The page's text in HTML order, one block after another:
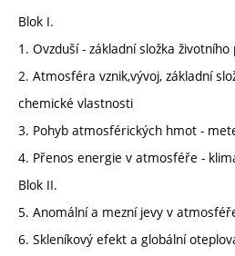
Blok I.
1. Ovzduší - základní složka
2. Atmosféra vznik,vývoj, základní
chemické vlastnosti
3. Pohyb atmosférických hmot -
4. Přenos energie v atmosféře -
Blok II.
5. Anomální a mezní jevy v
6. Skleníkový efekt a globální